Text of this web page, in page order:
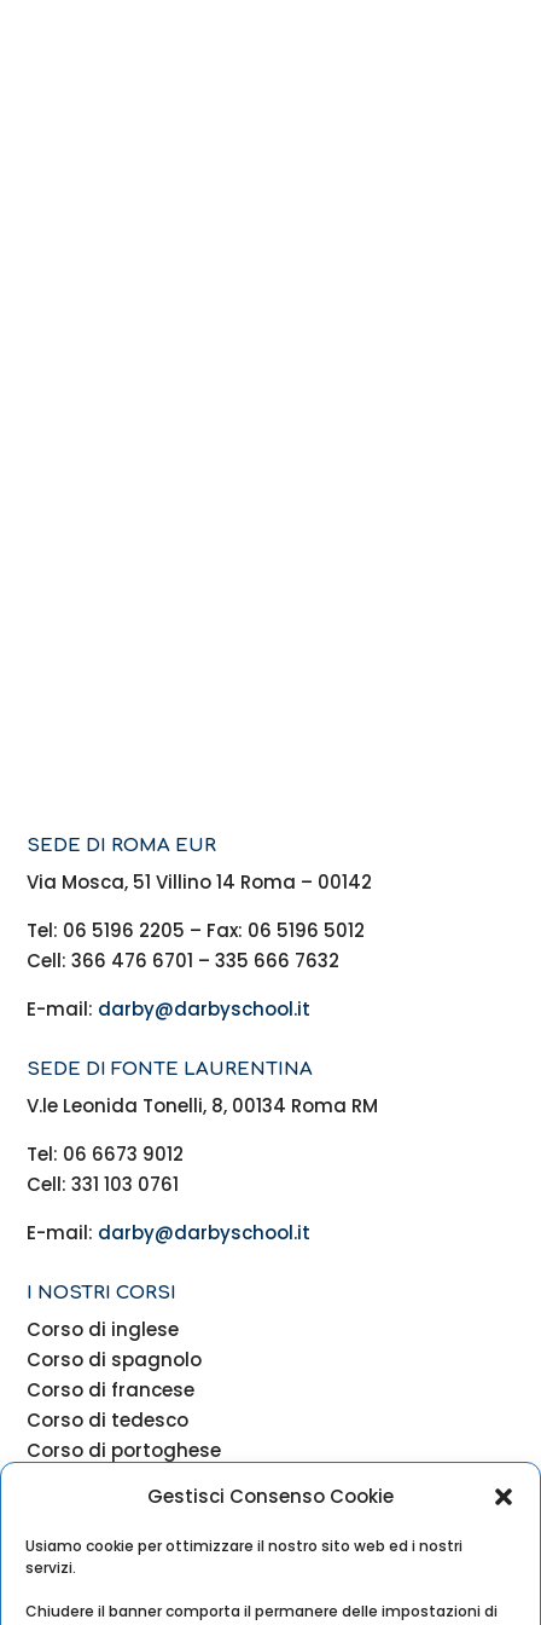
Gestisci Consenso Cookie
Usiamo cookie per ottimizzare il nostro sito web ed i nostri
servizi.
Chiudere il banner comporta il permanere delle impostazioni di
SEDE DI ROMA EUR
Via Mosca, 51 Villino 14 Roma – 00142
Tel: 06 5196 2205 – Fax: 06 5196 5012
Cell: 366 476 6701 – 335 666 7632
E-mail: darby@darbyschool.it
SEDE DI FONTE LAURENTINA
V.le Leonida Tonelli, 8, 00134 Roma RM
Tel: 06 6673 9012
Cell: 331 103 0761
E-mail: darby@darbyschool.it
I NOSTRI CORSI
Corso di inglese
Corso di spagnolo
Corso di francese
Corso di tedesco
Corso di portoghese
Corso di russo
Corso di cinese